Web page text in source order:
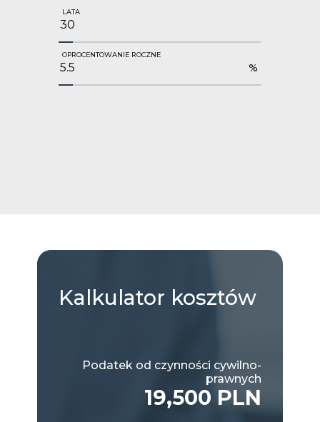
LATA
OPROCENTOWANIE ROCZNE
%
Kalkulator kosztów
Podatek od czynności cywilno-
prawnych
19,500 PLN